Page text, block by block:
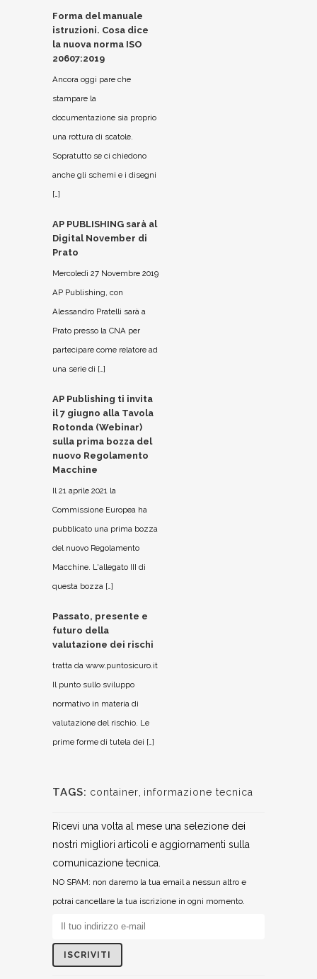
Forma del manuale
istruzioni. Cosa dice
la nuova norma ISO
20607:2019
Ancora oggi pare che
stampare la
documentazione sia proprio
una rottura di scatole.
Sopratutto se ci chiedono
anche gli schemi e i disegni
[…]
AP PUBLISHING sarà al
Digital November di
Prato
Mercoledì 27 Novembre 2019
AP Publishing, con
Alessandro Pratelli sarà a
Prato presso la CNA per
partecipare come relatore ad
una serie di […]
AP Publishing ti invita
il 7 giugno alla Tavola
Rotonda (Webinar)
sulla prima bozza del
nuovo Regolamento
Macchine
Il 21 aprile 2021 la
Commissione Europea ha
pubblicato una prima bozza
del nuovo Regolamento
Macchine. L'allegato III di
questa bozza […]
Passato, presente e
futuro della
valutazione dei rischi
tratta da www.puntosicuro.it
Il punto sullo sviluppo
normativo in materia di
valutazione del rischio. Le
prime forme di tutela dei […]
TAGS: container informazione tecnica
Ricevi una volta al mese una selezione dei
nostri migliori articoli e aggiornamenti sulla
comunicazione tecnica.
NO SPAM: non daremo la tua email a nessun altro e
potrai cancellare la tua iscrizione in ogni momento.